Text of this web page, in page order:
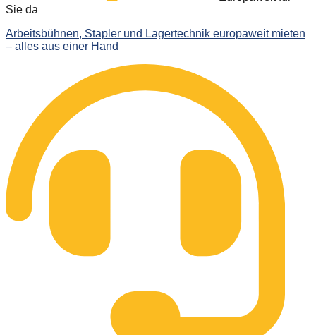
Sie da
Arbeitsbühnen, Stapler und Lagertechnik europaweit mieten
– alles aus einer Hand